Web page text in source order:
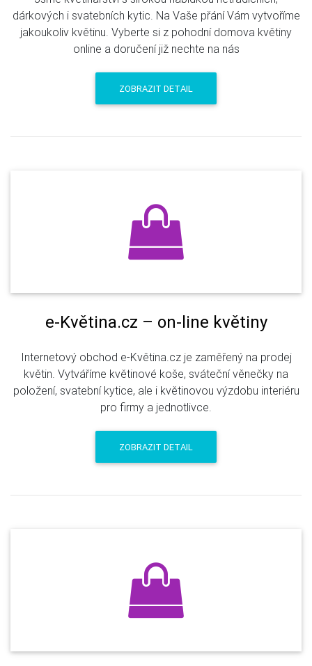
dárkových i svatebních kytic. Na Vaše přání Vám vytvoříme
jakoukoliv květinu. Vyberte si z pohodní domova květiny
online a doručení již nechte na nás
ZOBRAZIT DETAIL
e-Květina.cz – on-line květiny
Internetový obchod e-Květina.cz je zaměřený na prodej
květin. Vytváříme květinové koše, sváteční věnečky na
položení, svatební kytice, ale i květinovou výzdobu interiéru
pro firmy a jednotlivce.
ZOBRAZIT DETAIL